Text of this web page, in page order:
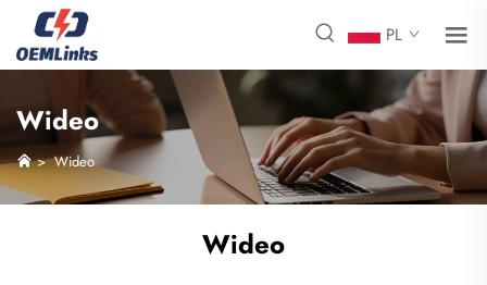
PL
Wideo
>Wideo
Wideo